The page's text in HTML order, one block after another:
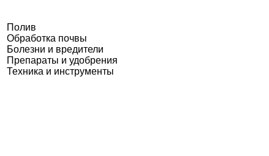
Полив
Обработка почвы
Болезни и вредители
Препараты и удобрения
Техника и инструменты